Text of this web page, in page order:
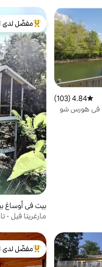
متوسط التقييم 4.84 من 5، 103 مراجعات
4.84 (103)
في هورس شو
من أبرز
مفضّل لدى
بيت في أوساغ
مارغريتا فيل -
من أبرز
مفضّل لدى